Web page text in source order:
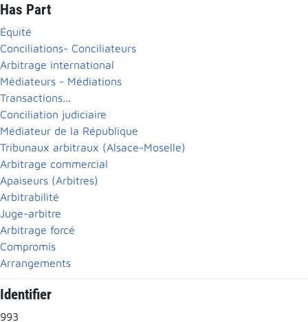
Has Part
Équité
Conciliations- Conciliateurs
Arbitrage international
Médiateurs - Médiations
Transactions...
Conciliation judiciaire
Médiateur de la République
Tribunaux arbitraux (Alsace-Moselle)
Arbitrage commercial
Apaiseurs (Arbitres)
Arbitrabilité
Juge-arbitre
Arbitrage forcé
Compromis
Arrangements
Identifier
993